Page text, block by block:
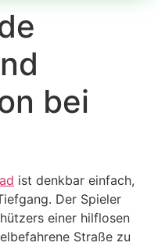
bei
ist denkbar einfach,
Der Spieler
einer hilflosen
Straße zu